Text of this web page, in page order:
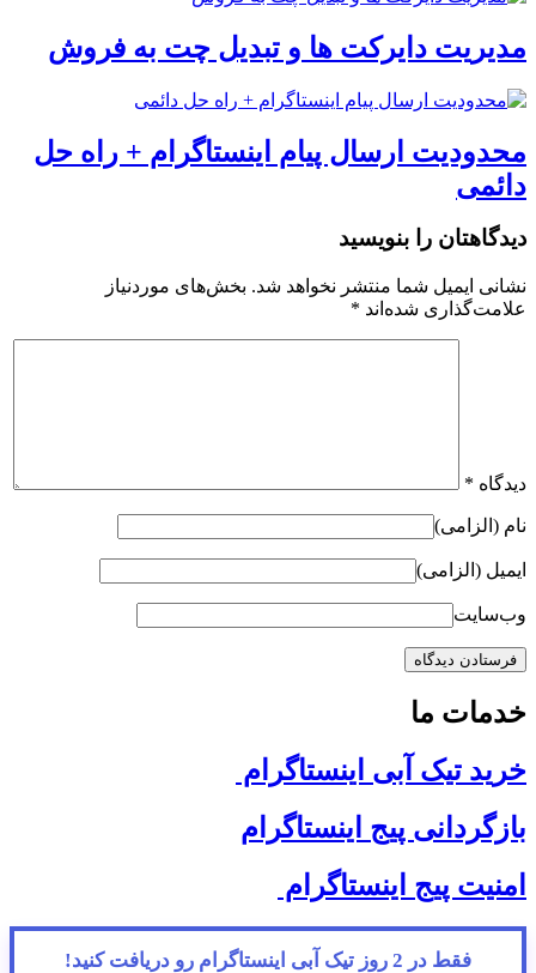
مدیریت دایرکت ها و تبدیل چت به فروش
محدودیت ارسال پیام اینستاگرام + راه حل
دائمی
دیدگاهتان را بنویسید
نشانی ایمیل شما منتشر نخواهد شد. بخش‌های موردنیاز
علامت‌گذاری شده‌اند *
دیدگاه *
نام (الزامی)
ایمیل (الزامی)
وب‌سایت
خدمات ما
خرید تیک آبی اینستاگرام
بازگردانی پیج اینستاگرام
امنیت پیج اینستاگرام
فقط در 2 روز تیک آبی اینستاگرام رو دریافت کنید!